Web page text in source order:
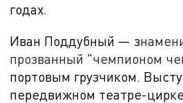
годах.
Иван Поддубный — з
прозванный "чемпионом
портовым грузчиком.
передвижном театре-